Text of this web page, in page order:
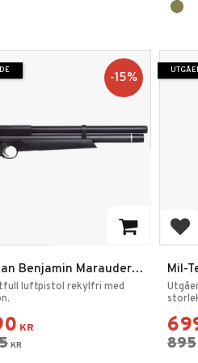
till i favoriter
Benjamin Marauder
luftpistol rekylfri med
KR
KR
15%
Mil-
895